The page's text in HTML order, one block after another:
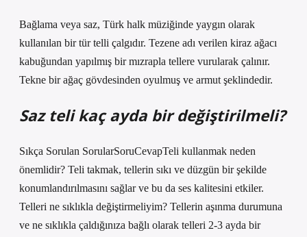
Bağlama veya saz, Türk halk müziğinde yaygın olarak
kullanılan bir tür telli çalgıdır. Tezene adı verilen kiraz ağacı
kabuğundan yapılmış bir mızrapla tellere vurularak çalınır.
Tekne bir ağaç gövdesinden oyulmuş ve armut şeklindedir.
Saz teli kaç ayda bir değiştirilmeli?
Sıkça Sorulan SorularSoruCevapTeli kullanmak neden
önemlidir? Teli takmak, tellerin sıkı ve düzgün bir şekilde
konumlandırılmasını sağlar ve bu da ses kalitesini etkiler.
Telleri ne sıklıkla değiştirmeliyim? Tellerin aşınma durumuna
ve ne sıklıkla çaldığınıza bağlı olarak telleri 2-3 ayda bir